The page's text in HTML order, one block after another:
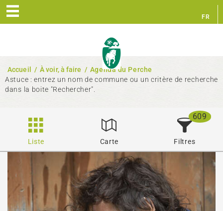
FR
Accueil / À voir, à faire / Agenda du Perche
Astuce : entrez un nom de commune ou un critère de recherche
dans la boite "Rechercher".
Liste Carte Filtres
609